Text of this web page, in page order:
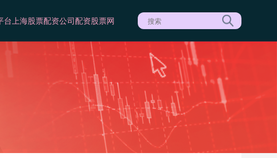
台上海股票配资公司配资股票网